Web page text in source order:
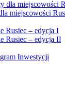
miejscowości
Rusiec – edycja I
Rusiec – edycja II
Inwestycji